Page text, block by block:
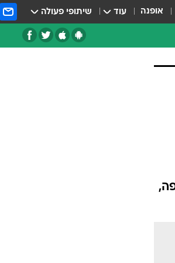
אופנה עוד שיתופי פעולה